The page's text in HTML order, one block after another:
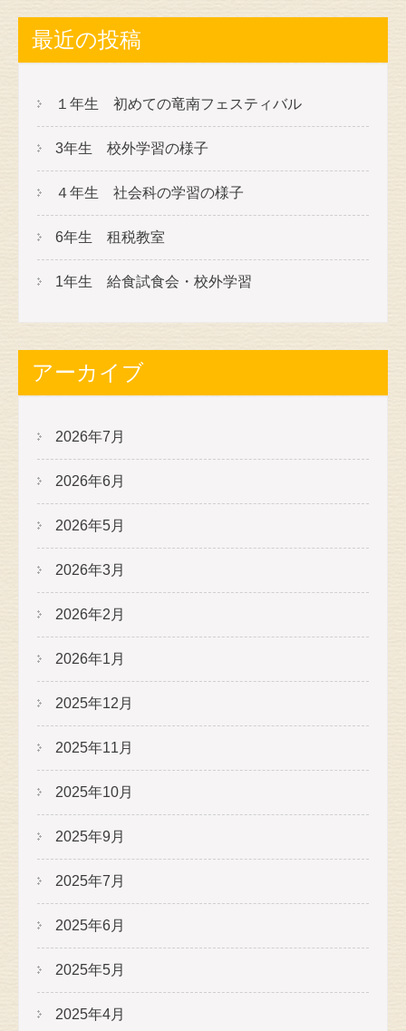
最近の投稿
１年生 初めての竜南フェスティバル
3年生 校外学習の様子
４年生 社会科の学習の様子
6年生 租税教室
1年生 給食試食会・校外学習
アーカイブ
2026年7月
2026年6月
2026年5月
2026年3月
2026年2月
2026年1月
2025年12月
2025年11月
2025年10月
2025年9月
2025年7月
2025年6月
2025年5月
2025年4月